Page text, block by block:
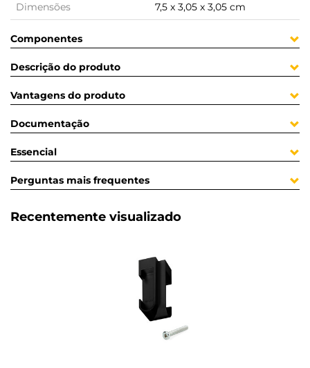
Dimensões 7,5 x 3,05 x 3,05 cm
Componentes
Descrição do produto
Vantagens do produto
Documentação
Essencial
Perguntas mais frequentes
Recentemente visualizado